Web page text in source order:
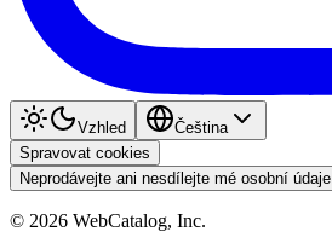
Vzhled
Čeština
Spravovat cookies
Neprodávejte ani nesdílejte mé osobní údaje
© 2026 WebCatalog, Inc.